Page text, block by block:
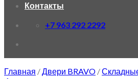
Контакты
+7 963 292 2292
Главная /Двери BRAVO /